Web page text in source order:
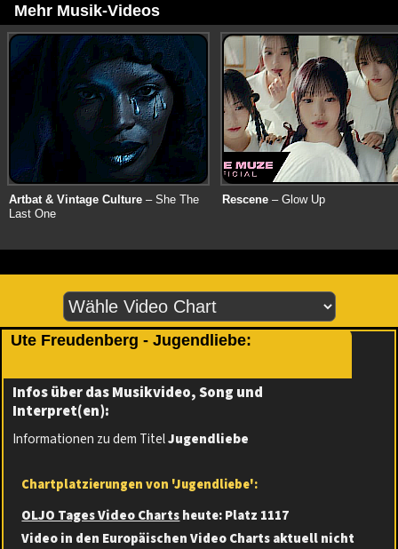
Mehr Musik-Videos
Artbat & Vintage Culture – She The
Last One
Rescene – Glow Up
Ute Freudenberg - Jugendliebe:
Infos über das Musikvideo, Song und
Interpret(en):
Informationen zu dem TitelJugendliebe
Chartplatzierungen von 'Jugendliebe':
OLJO Tages Video Chartsheute:Platz 1117
Video in den Europäischen Video Charts aktuell nicht